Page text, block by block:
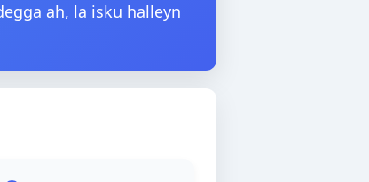
Polski
ah, la isku halleyn